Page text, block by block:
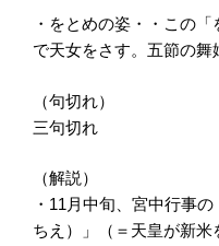
・をとめの姿・・この
で天女をさす。五節の舞
（句切れ）
三句切れ
（解説）
・11月中旬、宮中行事
ちえ）」（＝天皇が新